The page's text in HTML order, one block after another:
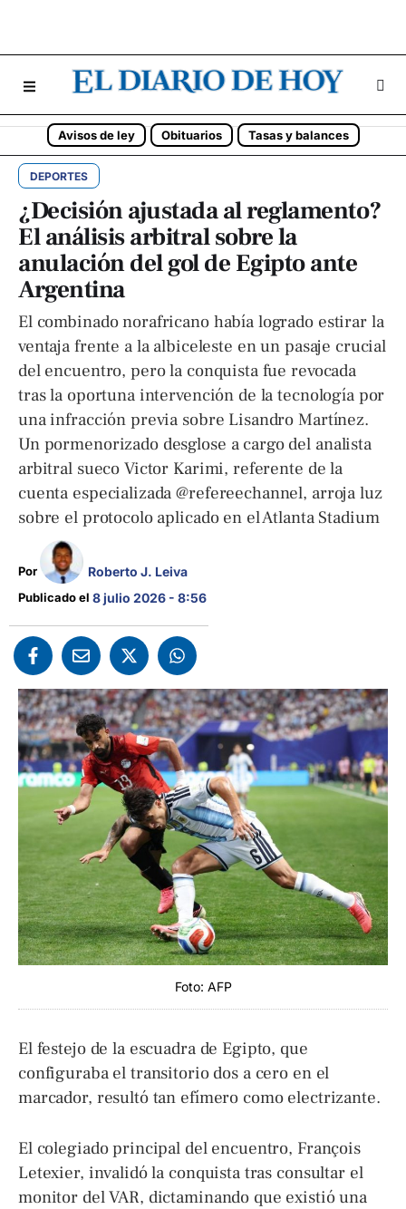
Avisos de ley Obituarios Tasas y balances
DEPORTES
¿Decisión ajustada al reglamento?
El análisis arbitral sobre la
anulación del gol de Egipto ante
Argentina
El combinado norafricano había logrado estirar la
ventaja frente a la albiceleste en un pasaje crucial
del encuentro, pero la conquista fue revocada
tras la oportuna intervención de la tecnología por
una infracción previa sobre Lisandro Martínez.
Un pormenorizado desglose a cargo del analista
arbitral sueco Victor Karimi, referente de la
cuenta especializada @refereechannel, arroja luz
sobre el protocolo aplicado en el Atlanta Stadium
Por Roberto J. Leiva
Publicado el 8 julio 2026 - 8:56
Foto: AFP
El festejo de la escuadra de Egipto, que
configuraba el transitorio dos a cero en el
marcador, resultó tan efímero como electrizante.
El colegiado principal del encuentro, François
Letexier, invalidó la conquista tras consultar el
monitor del VAR, dictaminando que existió una